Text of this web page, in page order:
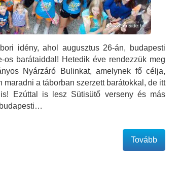
idény, ahol augusztus 26-án, budapesti
os barátaiddal! Hetedik éve rendezzük meg
Nyárzáró Bulinkat, amelynek fő célja,
a táborban szerzett barátokkal, de itt
Ezúttal is lesz Sütisütő verseny és más
Tovább